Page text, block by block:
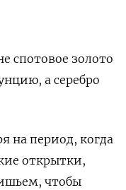
спотовое ⁠золото
а серебро
на период, когда
открытки,
чтобы